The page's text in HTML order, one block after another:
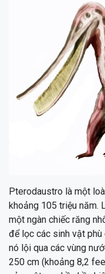
Pterodaustro là một
khoảng 105 triệu năm.
một ngàn chiếc răng
để lọc các sinh vật
nó lội qua các vùng
250 cm (khoảng 8,2